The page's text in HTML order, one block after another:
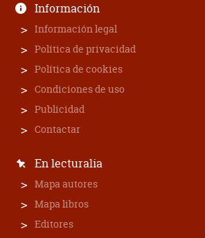
Información
Información legal
Política de privacidad
Política de cookies
Condiciones de uso
Publicidad
Contactar
En lecturalia
Mapa autores
Mapa libros
Editores